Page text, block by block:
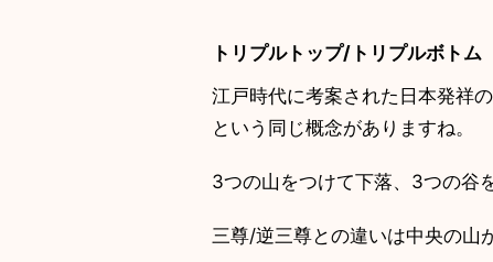
トリプルトップ/トリプルボトム
江戸時代に考案された日本発祥
という同じ概念がありますね。
3つの山をつけて下落、3つの谷
三尊/逆三尊との違いは中央の山